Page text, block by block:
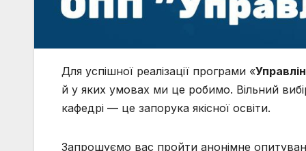
Для успішної реалізації програми «
й у яких умовах ми це робимо. Вільний
кафедрі — це запорука якісної освіти.
Запрошуємо вас пройти анонімне